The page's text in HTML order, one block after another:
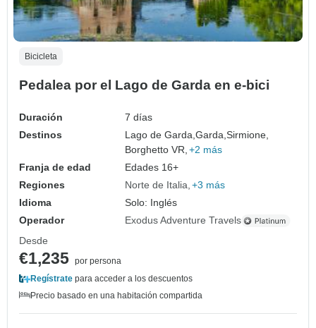
Bicicleta
Pedalea por el Lago de Garda en e-bici
Duración
7 días
Destinos
Lago de Garda,Garda,Sirmione,
Borghetto VR, +2 más
Franja de edad
Edades 16+
Regiones
Norte de Italia +3 más
Idioma
Solo: Inglés
Operador
Exodus Adventure Travels
Desde
€1,235 por persona
Regístrate para acceder a los descuentos
Precio basado en una habitación compartida